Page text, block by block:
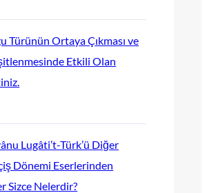
Türünün Ortaya Çıkması ve
Etkili Olan
Lugâti’t-Türk’ü Diğer
Dönemi Eserlerinden
Sizce Nelerdir?